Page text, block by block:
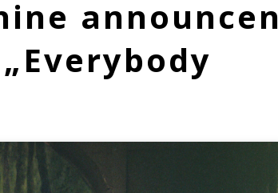
announcen